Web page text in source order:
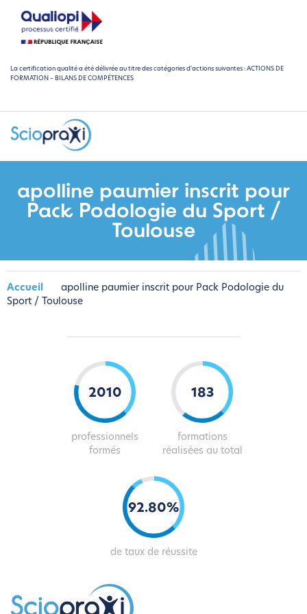
La certification qualité a été délivrée au titre des catégories d'actions suivantes : ACTIONS DE
FORMATION – BILANS DE COMPÉTENCES
apolline paumier inscrit pour
Pack Podologie du Sport /
Toulouse
Accueil
apolline paumier inscrit pour Pack Podologie du
Sport / Toulouse
2037
professionnels
formés
186
formations
réalisées au total
94.81%
de taux de réussite